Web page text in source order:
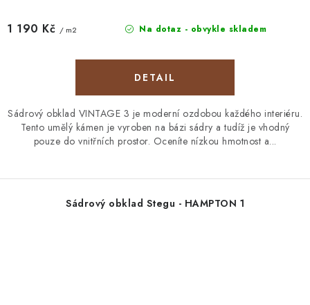
Na dotaz - obvykle skladem
1 190 Kč / m2
Sádrový obklad VINTAGE 3 je moderní ozdobou každého interiéru.
Tento umělý kámen je vyroben na bázi sádry a tudíž je vhodný
pouze do vnitřních prostor. Oceníte nízkou hmotnost a...
Sádrový obklad Stegu - HAMPTON 1